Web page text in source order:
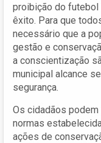
proibição do futebol
êxito. Para que
necessário que a
gestão e
a conscientização
municipal alcance
segurança.
Os cidadãos
normas
ações de